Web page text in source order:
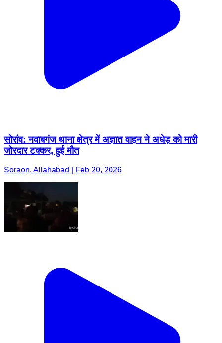
सोरांव: नवाबगंज थाना क्षेत्र में अज्ञात वाहन ने अधेड़ को मारी
जोरदार टक्कर, हुई मौत
Soraon, Allahabad | Feb 20, 2026